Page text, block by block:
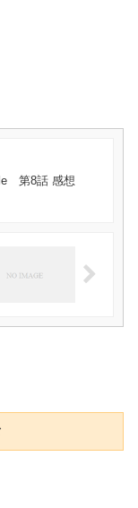
第8話 感想